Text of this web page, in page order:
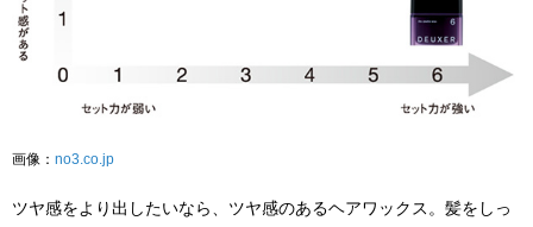
画像： no3.co.jp
ツヤ感をより出したいなら、ツヤ感のあるヘアワックス。髪をしっ